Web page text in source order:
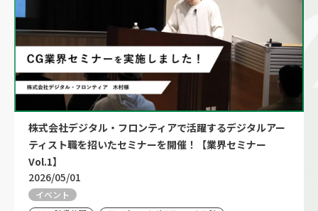
株式会社デジタル・フロンティアで活躍するデジタルアー
ティスト職を招いたセミナーを開催！【業界セミナー
Vol.1】
2026/05/01
イベント